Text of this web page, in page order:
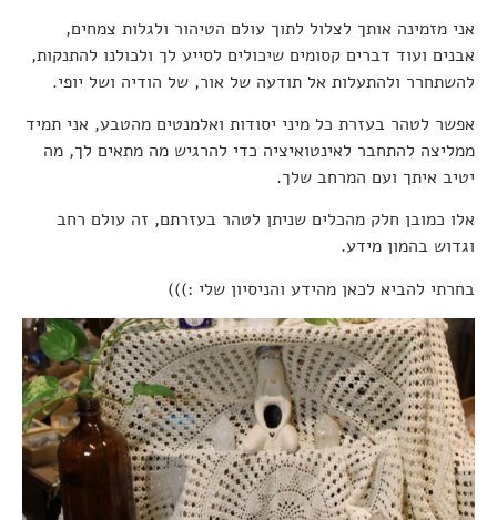
אני מזמינה אותך לצלול לתוך עולם הטיהור ולגלות צמחים,
אבנים ועוד דברים קסומים שיכולים לסייע לך ולכולנו להתנקות,
להשתחרר ולהתעלות אל תודעה של אור, של הודיה ושל יופי.
אפשר לטהר בעזרת כל מיני יסודות ואלמנטים מהטבע, אני תמיד
ממליצה להתחבר לאינטואיציה כדי להרגיש מה מתאים לך, מה
יטיב איתך ועם המרחב שלך.
אלו כמובן חלק מהכלים שניתן לטהר בעזרתם, זה עולם רחב
וגדוש בהמון מידע.
בחרתי להביא לכאן מהידע והניסיון שלי :)))